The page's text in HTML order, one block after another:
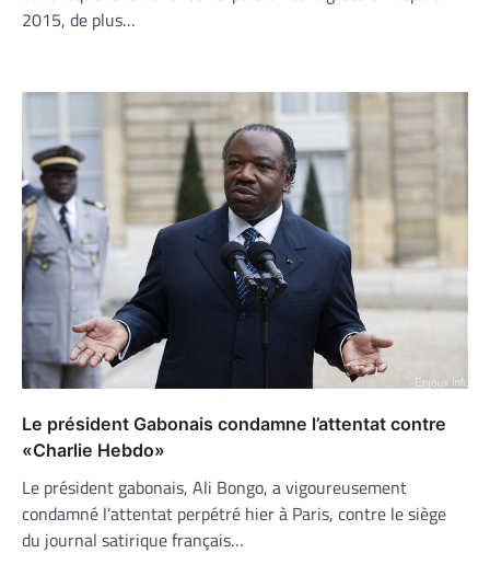
2015, de plus…
Le président Gabonais condamne l’attentat contre
«Charlie Hebdo»
Le président gabonais, Ali Bongo, a vigoureusement
condamné l’attentat perpétré hier à Paris, contre le siège
du journal satirique français…